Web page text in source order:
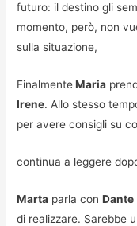
futuro: il destino gli
momento, però, non
sulla situazione,
FinalmenteMaria
Irene. Allo stesso
per avere consigli su
continua a leggere
Marta parla conDante
di realizzare. Sarebbe